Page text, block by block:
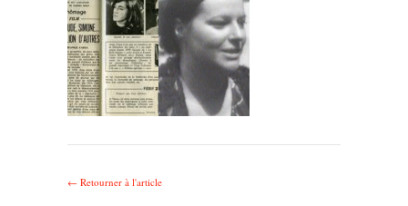
← Retourner à l'article